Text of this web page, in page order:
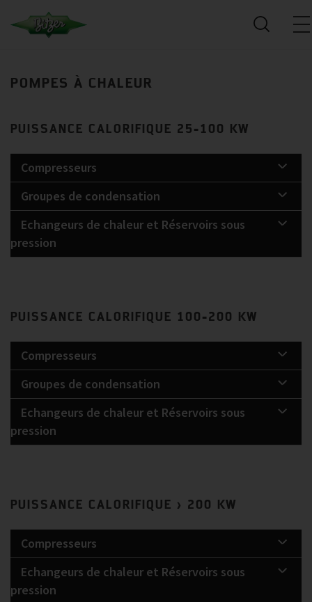
POMPES À CHALEUR
PUISSANCE CALORIFIQUE 25-100 KW
Compresseurs
Groupes de condensation
Echangeurs de chaleur et Réservoirs sous
pression
PUISSANCE CALORIFIQUE 100-200 KW
Compresseurs
Groupes de condensation
Echangeurs de chaleur et Réservoirs sous
pression
PUISSANCE CALORIFIQUE > 200 KW
Compresseurs
Echangeurs de chaleur et Réservoirs sous
pression